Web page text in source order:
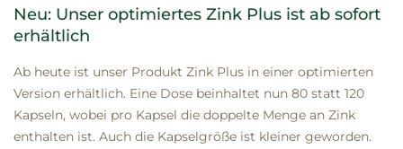
Neu: Unser optimiertes Zink Plus ist ab sofort
erhältlich
Ab heute ist unser Produkt Zink Plus in einer optimierten
Version erhältlich. Eine Dose beinhaltet nun 80 statt 120
Kapseln, wobei pro Kapsel die doppelte Menge an Zink
enthalten ist. Auch die Kapselgröße ist kleiner geworden.